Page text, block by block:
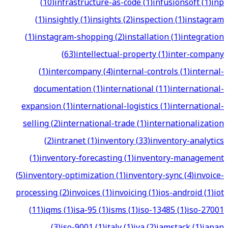
(1)insightly(1)insights(2)inspection(1)instagram
(1)instagram-shopping(2)installation(1)integration
(63)intellectual-property(1)inter-company
(1)intercompany(4)internal-controls(1)internal-
documentation(1)international(11)international-
expansion(1)international-logistics(1)international-
selling(2)international-trade(1)internationalization
(2)intranet(1)inventory(33)inventory-analytics
(1)inventory-forecasting(1)inventory-management
(5)inventory-optimization(1)inventory-sync(4)invoice-
processing(2)invoices(1)invoicing(1)ios-android(1)iot
(11)iqms(1)isa-95(1)isms(1)iso-13485(1)iso-27001